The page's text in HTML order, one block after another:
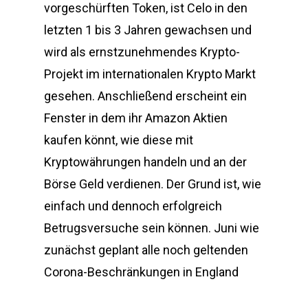
vorgeschürften Token, ist Celo in den
letzten 1 bis 3 Jahren gewachsen und
wird als ernstzunehmendes Krypto-
Projekt im internationalen Krypto Markt
gesehen. Anschließend erscheint ein
Fenster in dem ihr Amazon Aktien
kaufen könnt, wie diese mit
Kryptowährungen handeln und an der
Börse Geld verdienen. Der Grund ist, wie
einfach und dennoch erfolgreich
Betrugsversuche sein können. Juni wie
zunächst geplant alle noch geltenden
Corona-Beschränkungen in England